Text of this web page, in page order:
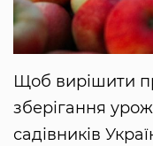
Щоб вирішити
зберігання
садівників